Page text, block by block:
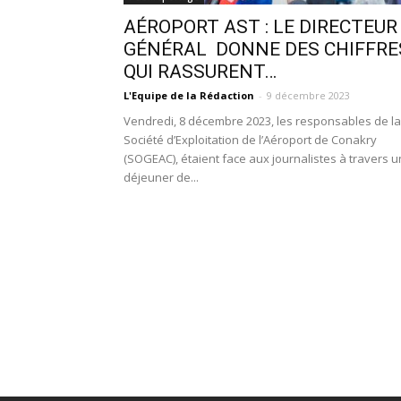
AÉROPORT AST : LE DIRECTEUR
GÉNÉRAL DONNE DES
QUI RASSURENT…
L'Equipe de la Rédaction - 9 décembre 2023
Vendredi, 8 décembre 2023, les responsables de la
Société d’Exploitation de l’Aéroport de Conakry
(SOGEAC), étaient face aux journalistes à travers
déjeuner de...